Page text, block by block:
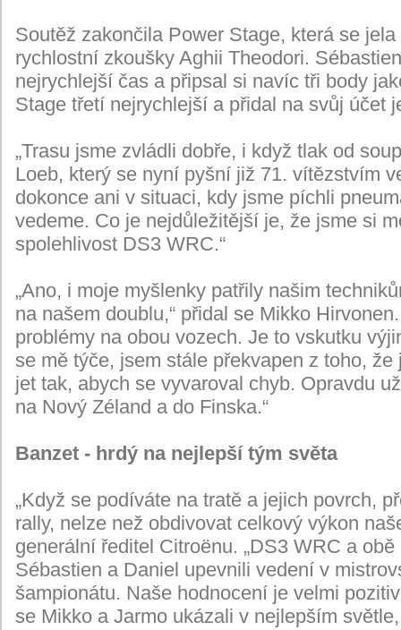
Soutěž zakončila Power Stage, která se
rychlostní zkoušky Aghii Theodori.
nejrychlejší čas a připsal si navíc tři body
Stage třetí nejrychlejší a přidal na svůj účet
„Trasu jsme zvládli dobře, i když tlak od
Loeb, který se nyní pyšní již 71. vítězstvím
dokonce ani v situaci, kdy jsme píchli
vedeme. Co je nejdůležitější je, že jsme si
spolehlivost DS3 WRC.“
„Ano, i moje myšlenky patřily našim
na našem doublu,“ přidal se Mikko
problémy na obou vozech. Je to vskutku
se mě týče, jsem stále překvapen z toho,
jet tak, abych se vyvaroval chyb. Opravdu
na Nový Zéland a do Finska.“
Banzet - hrdý na nejlepší tým světa
„Když se podíváte na tratě a jejich povrch,
rally, nelze než obdivovat celkový výkon
generální ředitel Citroënu. „DS3 WRC a
Sébastien a Daniel upevnili vedení v
šampionátu. Naše hodnocení je velmi
se Mikko a Jarmo ukázali v nejlepším